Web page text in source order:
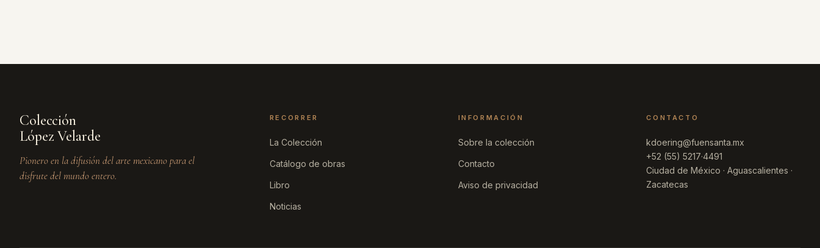
Colección
López Velarde
Pionero en la difusión del arte mexicano para el
disfrute del mundo entero.
RECORRER
La Colección
Catálogo de obras
Libro
Noticias
INFORMACIÓN
Sobre la colección
Contacto
Aviso de privacidad
CONTACTO
kdoering@fuensanta.mx
+52 (55) 5217·4491
Ciudad de México · Aguascalientes ·
Zacatecas